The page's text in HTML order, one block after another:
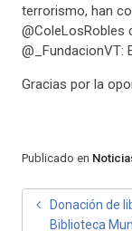
terrorismo, han
@ColeLosRobles
@_FundacionVT:
Gracias por la
Publicado en
NAVEGACIÓN
Donación de
Biblioteca